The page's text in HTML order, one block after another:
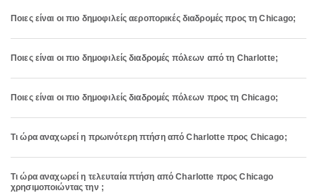
Ποιες είναι οι πιο δημοφιλείς αεροπορικές διαδρομές προς τη Chicago;
Ποιες είναι οι πιο δημοφιλείς διαδρομές πόλεων από τη Charlotte;
Ποιες είναι οι πιο δημοφιλείς διαδρομές πόλεων προς τη Chicago;
Τι ώρα αναχωρεί η πρωινότερη πτήση από Charlotte προς Chicago;
Τι ώρα αναχωρεί η τελευταία πτήση από Charlotte προς Chicago
χρησιμοποιώντας την ;